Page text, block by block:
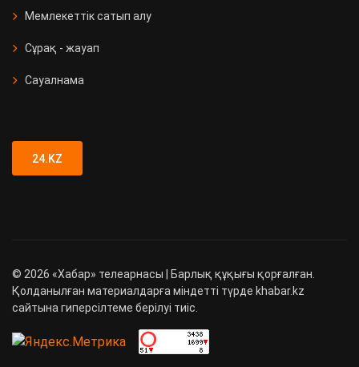
Мемлекеттік сатып алу
Сұрақ - жауап
Сауалнама
24.KZ
© 2026 «Хабар» телеарнасы | Барлық құқығы қорғалған.
Қолданылған материалдарға міндетті түрде khabar.kz
сайтына гиперсілтеме берілуі тиіс.